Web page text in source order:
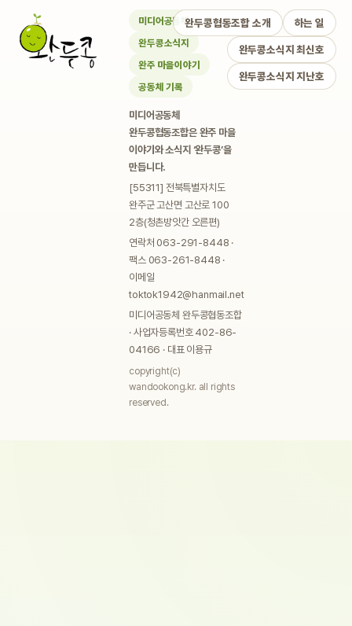
미디어공동체
완두콩소식지
완주 마을이야기
공동체 기록
미디어공동체
완두콩협동조합은 완주 마을
이야기와 소식지 ‘완두콩’을
만듭니다.
[55311] 전북특별자치도
완주군 고산면 고산로 100
2층(청촌방앗간 오른편)
연락처 063-291-8448 ·
팩스 063-261-8448 ·
이메일
toktok1942@hanmail.net
미디어공동체 완두콩협동조합
· 사업자등록번호 402-86-
04166 · 대표 이용규
copyright(c)
wandookong.kr. all rights
reserved.
완두콩협동조합 소개 하는 일
완두콩소식지 최신호
완두콩소식지 지난호